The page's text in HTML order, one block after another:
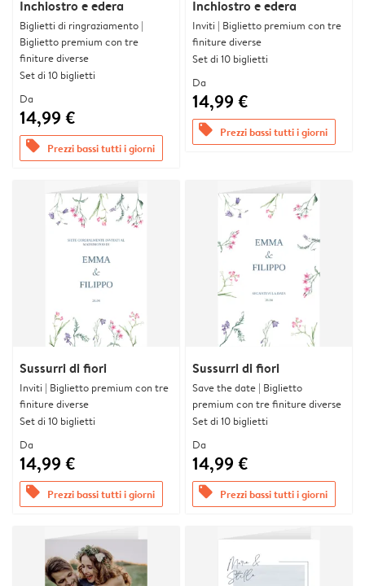
Inchiostro e edera
Biglietti di ringraziamento |
Biglietto premium con tre
finiture diverse
Set di 10 biglietti
Da
14,99 €
offers Prezzi bassi tutti i giorni
Inchiostro e edera
Inviti | Biglietto premium con tre
finiture diverse
Set di 10 biglietti
Da
14,99 €
offers Prezzi bassi tutti i giorni
Sussurri di fiori
Inviti | Biglietto premium con tre
finiture diverse
Set di 10 biglietti
Da
14,99 €
offers Prezzi bassi tutti i giorni
Sussurri di fiori
Save the date | Biglietto
premium con tre finiture diverse
Set di 10 biglietti
Da
14,99 €
offers Prezzi bassi tutti i giorni